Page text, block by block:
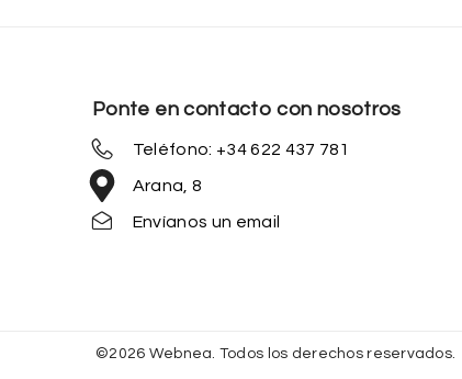
Ponte en contacto con nosotros
Teléfono: +34 622 437 781
Arana, 8
Envíanos un email
©2026 Webnea. Todos los derechos reservados.